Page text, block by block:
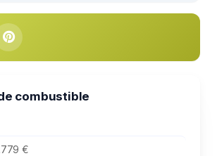
combustible
€